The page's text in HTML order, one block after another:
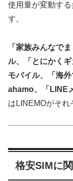
使用量が変動す
す。
「家族みんなで
ル、「とにかく
モバイル、「海
ahamo、「LINE
はLINEMOがそれ
格安SIMに